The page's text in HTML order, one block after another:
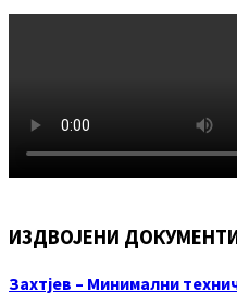
ИЗДВОЈЕНИ
Захтјев – Минимални